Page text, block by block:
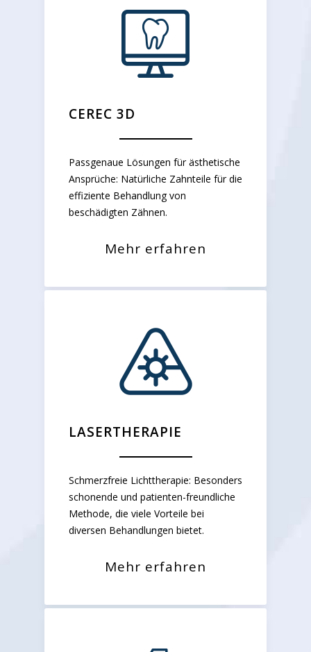
CEREC 3D
Passgenaue Lösungen für ästhetische
Ansprüche: Natürliche Zahnteile für die
effiziente Behandlung von
beschädigten Zähnen.
Mehr erfahren
LASERTHERAPIE
Schmerzfreie Lichttherapie: Besonders
schonende und patienten-freundliche
Methode, die viele Vorteile bei
diversen Behandlungen bietet.
Mehr erfahren